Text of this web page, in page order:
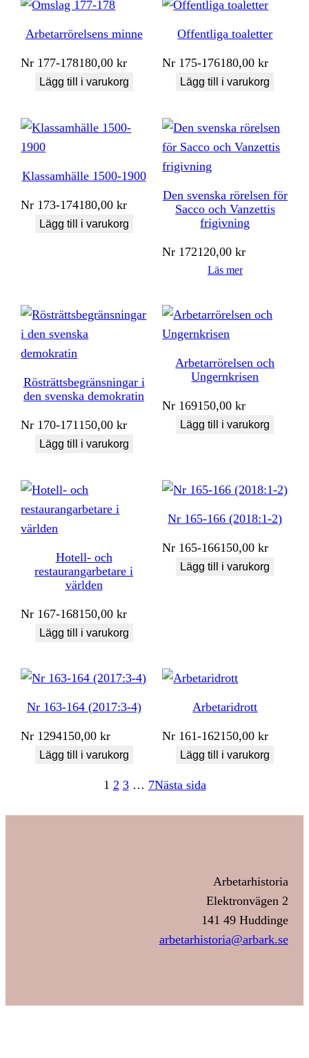
Arbetarrörelsens minne
Nr 177-178180,00kr
Lägg till i varukorg
Offentliga toaletter
Nr 175-176180,00kr
Lägg till i varukorg
Klassamhälle 1500-1900
Nr 173-174180,00kr
Lägg till i varukorg
Den svenska rörelsen för
Sacco och Vanzettis
frigivning
Nr 172120,00kr
Läs mer
Rösträttsbegränsningar i
den svenska demokratin
Nr 170-171150,00kr
Lägg till i varukorg
Arbetarrörelsen och
Ungernkrisen
Nr 169150,00kr
Lägg till i varukorg
Hotell- och
restaurangarbetare i
världen
Nr 167-168150,00kr
Lägg till i varukorg
Nr 165-166 (2018:1-2)
Nr 165-166150,00kr
Lägg till i varukorg
Nr 163-164 (2017:3-4)
Nr 1294150,00kr
Lägg till i varukorg
Arbetaridrott
Nr 161-162150,00kr
Lägg till i varukorg
1 2 3 … 7Nästa sida
Arbetarhistoria
Elektronvägen 2
141 49 Huddinge
arbetarhistoria@arbark.se